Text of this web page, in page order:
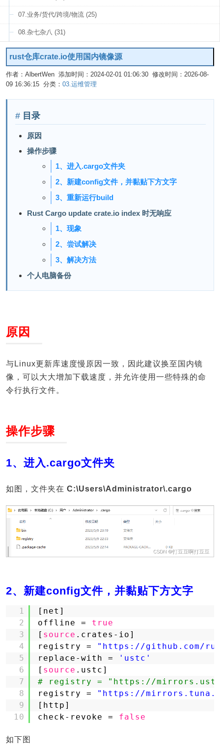
07.业务/货代/跨境/物流 (25)
08.杂七杂八 (31)
rust仓库crate.io使用国内镜像源
作者：AlbertWen 添加时间：2024-02-01 01:06:30 修改时间：2026-08-
09 16:36:15 分类： 03.运维管理
目录
原因
操作步骤
1、进入.cargo文件夹
2、新建config文件，并黏贴下方文字
3、重新运行build
Rust Cargo update crate.io index 时无响应
1、现象
2、尝试解决
3、解决方法
个人电脑备份
原因
与Linux更新库速度慢原因一致，因此建议换至国内镜
像，可以大大增加下载速度，并允许使用一些特殊的命
令行执行文件。
操作步骤
1、进入.cargo文件夹
如图，文件夹在 C:\Users\Administrator\.cargo
2、新建config文件，并黏贴下方文字
1
2
3
4
5
6
7
8
9
10
[net]
offline = true
[ source .crates-io]
registry =
"https://github.com/
replace-with =
'ustc'
[ source .ustc]
# registry = "https://
registry =
"https://
[http]
check-revoke = false
如下图